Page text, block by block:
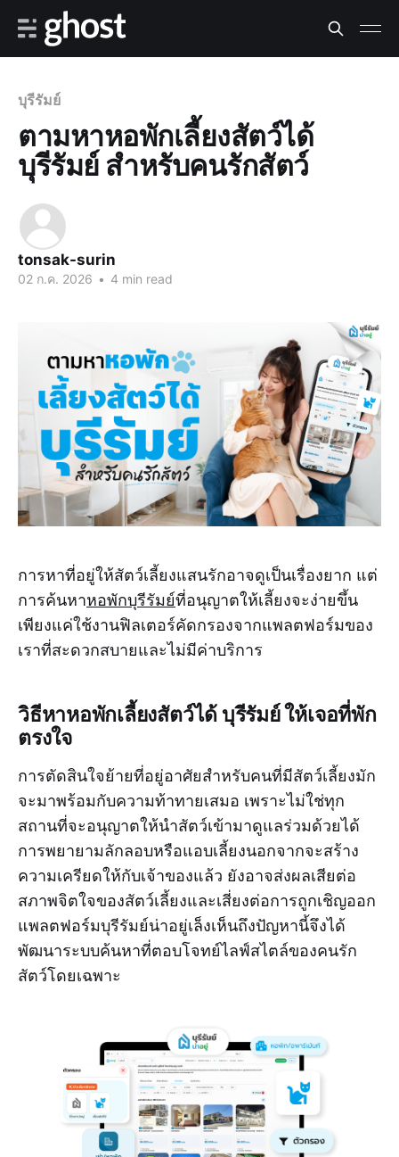
บุรีรัมย์
ตามหาหอพักเลี้ยงสัตว์ได้
บุรีรัมย์ สำหรับคนรักสัตว์
tonsak-surin
02 ก.ค. 2026 • 4 min read
การหาที่อยู่ให้สัตว์เลี้ยงแสนรักอาจดูเป็นเรื่องยาก แต่
การค้นหาหอพักบุรีรัมย์ที่อนุญาตให้เลี้ยงจะง่ายขึ้น
เพียงแค่ใช้งานฟิลเตอร์คัดกรองจากแพลตฟอร์มของ
เราที่สะดวกสบายและไม่มีค่าบริการ
วิธีหาหอพักเลี้ยงสัตว์ได้ บุรีรัมย์ ให้เจอที่พัก
ตรงใจ
การตัดสินใจย้ายที่อยู่อาศัยสำหรับคนที่มีสัตว์เลี้ยงมัก
จะมาพร้อมกับความท้าทายเสมอ เพราะไม่ใช่ทุก
สถานที่จะอนุญาตให้นำสัตว์เข้ามาดูแลร่วมด้วยได้
การพยายามลักลอบหรือแอบเลี้ยงนอกจากจะสร้าง
ความเครียดให้กับเจ้าของแล้ว ยังอาจส่งผลเสียต่อ
สภาพจิตใจของสัตว์เลี้ยงและเสี่ยงต่อการถูกเชิญออก
แพลตฟอร์มบุรีรัมย์น่าอยู่เล็งเห็นถึงปัญหานี้จึงได้
พัฒนาระบบค้นหาที่ตอบโจทย์ไลฟ์สไตล์ของคนรัก
สัตว์โดยเฉพาะ